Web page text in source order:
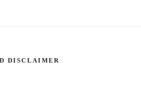
DISCLAIMER